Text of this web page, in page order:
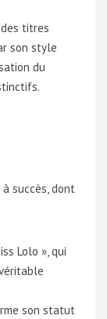
des titres
son style
du
succès, dont
Lolo », qui
son statut